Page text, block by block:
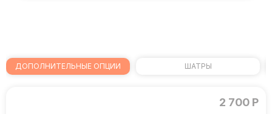
ДОПОЛНИТЕЛЬНЫЕ ОПЦИИ ШАТРЫ
2 700 Р